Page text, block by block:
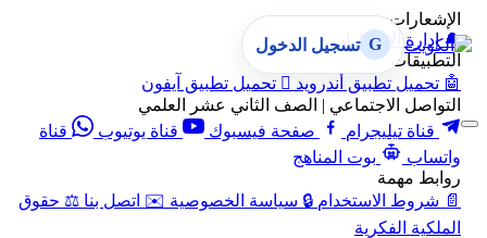
الإشعارات
🔔 إدارة الإشعارات
التطبيقات
🤖 تحميل تطبيق أندرويد  تحميل تطبيق آيفون
التواصل الاجتماعي | الصف الثاني عشر العلمي
قناة تيليجرام
صفحة فيسبوك قناة يوتيوب
قناة
واتساب
بوت المناهج
روابط مهمة
📄 شروط الاستخدام 🔒 سياسة الخصوصية ✉️ اتصل بنا ⚖️ حقوق
الملكية الفكرية
G تسجيل الدخول